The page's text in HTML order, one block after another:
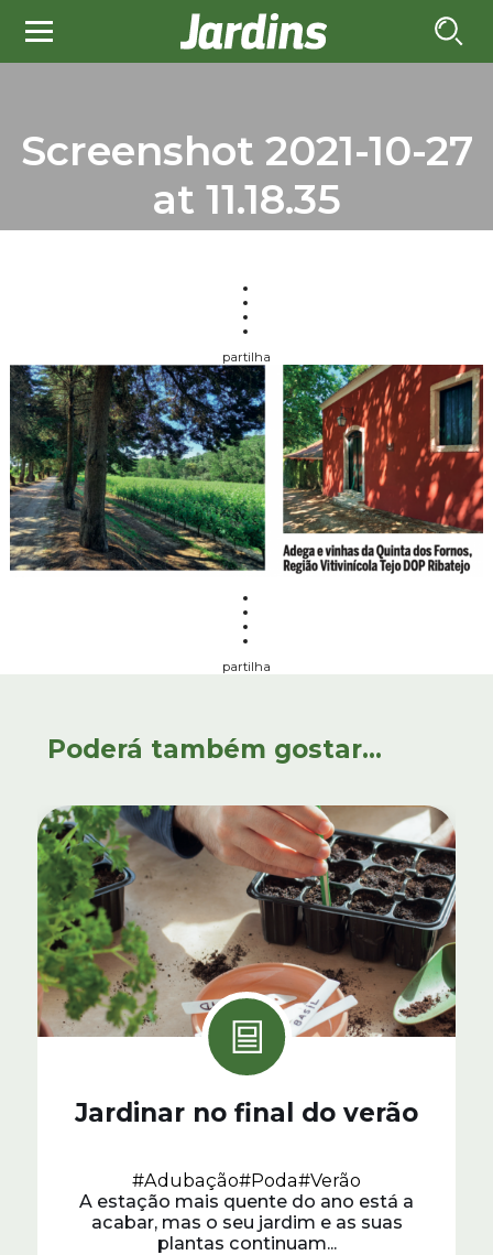
Screenshot 2021-10-27
at 11.18.35
partilha
partilha
Poderá também gostar...
Jardinar no final do verão
#Adubação#Poda#Verão
A estação mais quente do ano está a
acabar, mas o seu jardim e as suas
plantas continuam...